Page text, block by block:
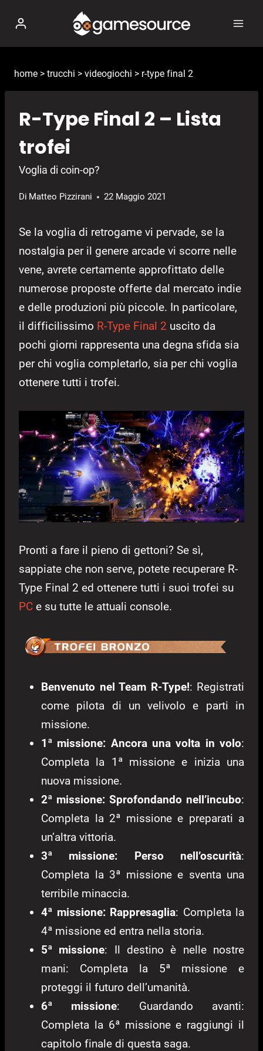
contenuto
home > trucchi > videogiochi > r-type final 2
R-Type Final 2 – Lista
trofei
Voglia di coin-op?
Di Matteo Pizzirani 22 Maggio 2021
Se la voglia di retrogame vi pervade, se la
nostalgia per il genere arcade vi scorre nelle
vene, avrete certamente approfittato delle
numerose proposte offerte dal mercato indie
e delle produzioni più piccole. In particolare,
il difficilissimo R-Type Final 2 uscito da
pochi giorni rappresenta una degna sfida sia
per chi voglia completarlo, sia per chi voglia
ottenere tutti i trofei.
Pronti a fare il pieno di gettoni? Se sì,
sappiate che non serve, potete recuperare R-
Type Final 2 ed ottenere tutti i suoi trofei su
PC e su tutte le attuali console.
Benvenuto nel Team R-Type!: Registrati
come pilota di un velivolo e parti in
missione.
1ª missione: Ancora una volta in volo:
Completa la 1ª missione e inizia una
nuova missione.
2ª missione: Sprofondando nell’incubo:
Completa la 2ª missione e preparati a
un’altra vittoria.
3ª missione: Perso nell’oscurità:
Completa la 3ª missione e sventa una
terribile minaccia.
4ª missione: Rappresaglia: Completa la
4ª missione ed entra nella storia.
5ª missione: Il destino è nelle nostre
mani: Completa la 5ª missione e
proteggi il futuro dell’umanità.
6ª missione: Guardando avanti:
Completa la 6ª missione e raggiungi il
capitolo finale di questa saga.